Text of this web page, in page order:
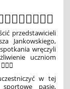
przedstawicieli
Jankowskiego,
wręczyli
uczniom
w tej
pasje,